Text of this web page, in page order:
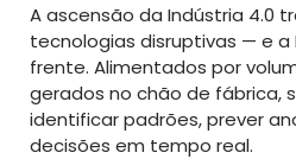
A ascensão da Indústria 4.0
tecnologias disruptivas — e a
frente. Alimentados por
gerados no chão de fábrica,
identificar padrões, prever
decisões em tempo real.